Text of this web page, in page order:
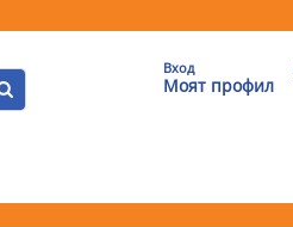
Вход
Моят профил